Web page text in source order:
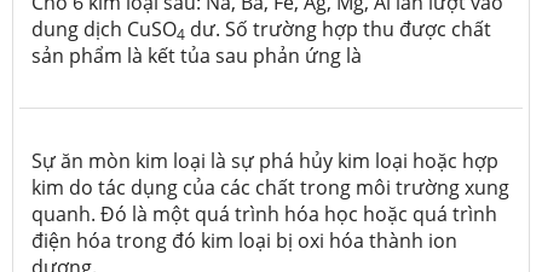
dung dịch CuSO4 dư. Số trường hợp thu được chất
sản phẩm là kết tủa sau phản ứng là
Sự ăn mòn kim loại là sự phá hủy kim loại hoặc hợp
kim do tác dụng của các chất trong môi trường xung
quanh. Đó là một quá trình hóa học hoặc quá trình
điện hóa trong đó kim loại bị oxi hóa thành ion